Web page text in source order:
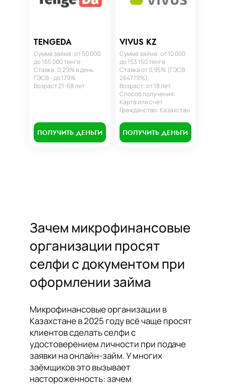
TENGEDA
Сумма займа: от 50 000
до 165 000 тенге
Ставка: 0,29% в день
ГЭСВ - до 179%
Возраст 21-68 лет
ПОЛУЧИТЬ ДЕНЬГИ
VIVUS KZ
Сумма займа: от 10 000
до 153 150 тенге
Ставка от 0,95% (ГЭСВ
2647.19%)
Возраст: от 18 лет
Способ получения:
Карта или счет
Гражданство: Казахстан
ПОЛУЧИТЬ ДЕНЬГИ
Зачем микрофинансовые
организации просят
селфи с документом при
оформлении займа
Микрофинансовые организации в
Казахстане в 2025 году всё чаще просят
клиентов сделать селфи с
удостоверением личности при подаче
заявки на онлайн-займ. У многих
заёмщиков это вызывает
настороженность: зачем